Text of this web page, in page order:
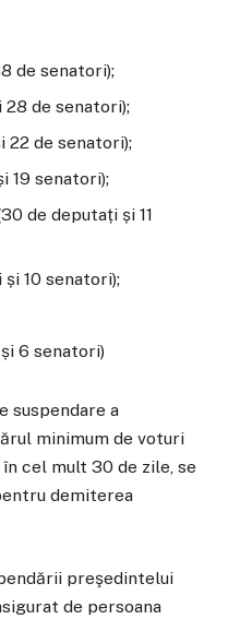
de senatori);
28 de senatori);
22 de senatori);
19 senatori);
de deputați și 11
și 10 senatori);
6 senatori)
suspendare a
minimum de voturi
cel mult 30 de zile, se
demiterea
preşedintelui
de persoana